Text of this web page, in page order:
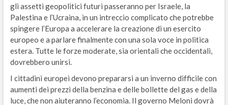
gli assetti geopolitici futuri passeranno per Israele, la
Palestina e l’Ucraina, in un intreccio complicato che potrebbe
spingere l’Europa a accelerare la creazione di un esercito
europeo e a parlare finalmente con una sola voce in politica
estera. Tutte le forze moderate, sia orientali che occidentali,
dovrebbero unirsi.
I cittadini europei devono prepararsi a un inverno difficile con
aumenti dei prezzi della benzina e delle bollette del gas e della
luce, che non aiuteranno l’economia. Il governo Meloni dovrà